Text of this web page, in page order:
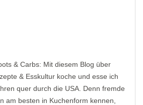
& Carbs: Mit diesem Blog über
& Esskultur koche und esse ich
quer durch die USA. Denn fremde
am besten in Kuchenform kennen,